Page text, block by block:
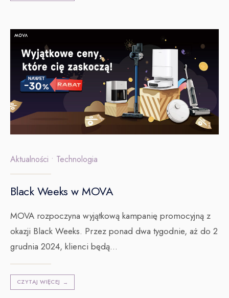
Aktualności • Technologia
Black Weeks w MOVA
MOVA rozpoczyna wyjątkową kampanię promocyjną z
okazji Black Weeks. Przez ponad dwa tygodnie, aż do 2
grudnia 2024, klienci będą...
CZYTAJ WIĘCEJ →